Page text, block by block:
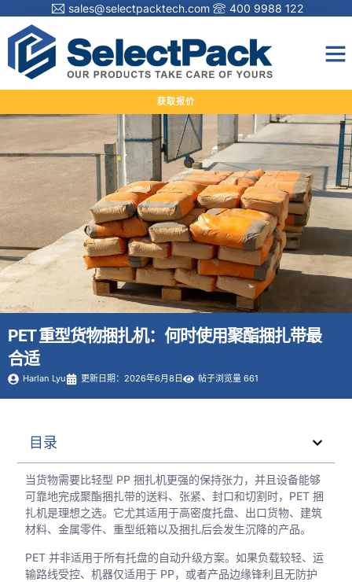
sales@selectpacktech.com 400 9988 122
获取报价
PET 重型货物捆扎机：何时使用聚酯捆扎带最
合适
Harlan Lyu 更新日期：2026年6月8日 帖子浏览量 661
目录
当货物需要比轻型 PP 捆扎机更强的保持张力，并且设备能够
可靠地完成聚酯捆扎带的送料、张紧、封口和切割时，PET 捆
扎机是理想之选。它尤其适用于高密度托盘、出口货物、建筑
材料、金属零件、重型纸箱以及捆扎后会发生沉降的产品。
PET 并非适用于所有托盘的自动升级方案。如果负载较轻、运
输路线受控、机器仅适用于 PP，或者产品边缘锋利且无防护